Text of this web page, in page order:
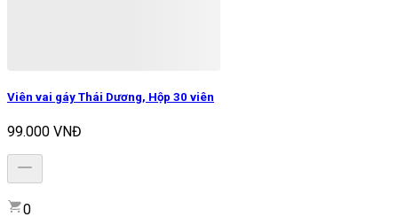
Viên vai gáy Thái Dương, Hộp 30 viên
99.000 VNĐ
0